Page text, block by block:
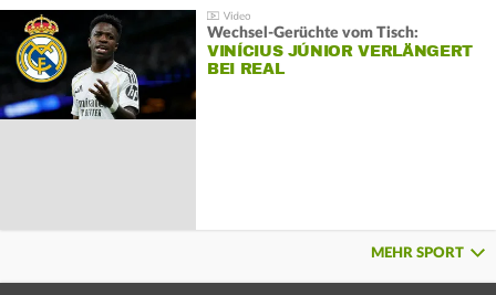
Wechsel-Gerüchte vom Tisch:
VINÍCIUS JÚNIOR VERLÄNGERT
BEI REAL
MEHR SPORT